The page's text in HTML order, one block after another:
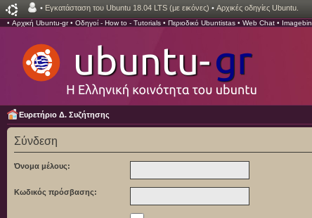
• Εγκατάσταση του Ubuntu 18.04 LTS (με εικόνες) • Αρχικές οδηγίες Ubuntu.
• Αρχική Ubuntu-gr• Οδηγοί - How to - Tutorials • Περιοδικό Ubuntistas • Web Chat • Imagebin
Ευρετήριο Δ. Συζήτησης
Σύνδεση
Όνομα μέλους:
Κωδικός πρόσβασης: